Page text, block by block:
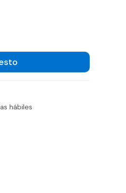
hábiles